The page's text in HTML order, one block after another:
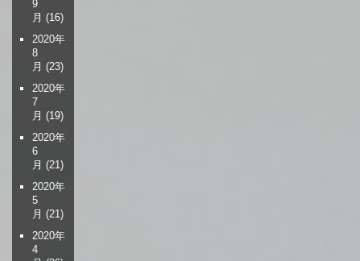
9
月 (16)
2020年
8
月 (23)
2020年
7
月 (19)
2020年
6
月 (21)
2020年
5
月 (21)
2020年
4